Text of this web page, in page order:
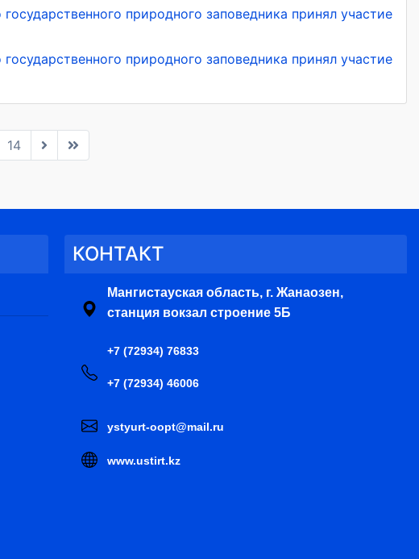
природного заповедника принял участие
природного заповедника принял участие
14
КОНТАКТ
Мангистауская область, г. Жанаозен,
станция вокзал строение 5Б
+7 (72934) 76833
+7 (72934) 46006
ystyurt-oopt@mail.ru
www.ustirt.kz